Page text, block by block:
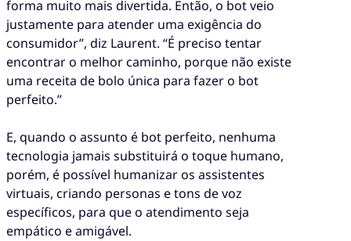
forma muito mais divertida. Então, o bot veio
justamente para atender uma exigência do
consumidor”, diz Laurent. “É preciso tentar
encontrar o melhor caminho, porque não existe
uma receita de bolo única para fazer o bot
perfeito.”
E, quando o assunto é bot perfeito, nenhuma
tecnologia jamais substituirá o toque humano,
porém, é possível humanizar os assistentes
virtuais, criando personas e tons de voz
específicos, para que o atendimento seja
empático e amigável.